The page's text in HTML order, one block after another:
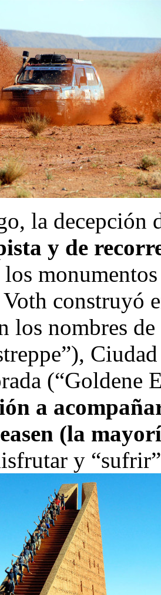
la decepción
y de
construyó
los nombres
(“Goldene
a
(la
y